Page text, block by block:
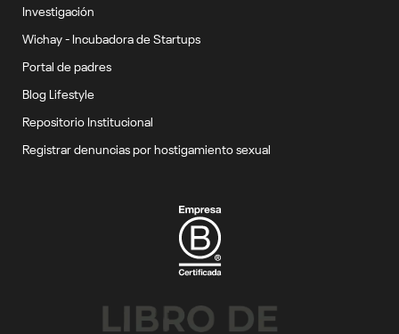
Investigación
Wichay - Incubadora de Startups
Portal de padres
Blog Lifestyle
Repositorio Institucional
Registrar denuncias por hostigamiento sexual